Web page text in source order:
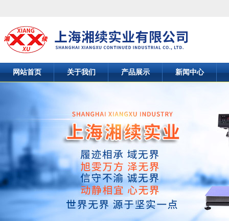
网站首页 关于我们 产品展示 新闻中心